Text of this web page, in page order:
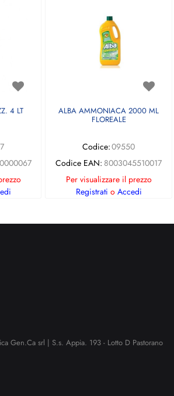
4 LT ALBA AMMONIACA 2000 ML
FLOREALE
Codice:09550
Codice EAN: 8003045510017
Per visualizzare il prezzo
Registrati o Accedi
Gen.Ca srl | S.s. Appia. 193 - Lotto D Pastorano